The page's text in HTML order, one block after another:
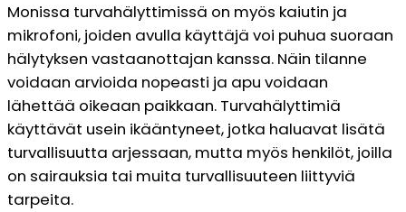
Monissa turvahälyttimissä on myös kaiutin ja
mikrofoni, joiden avulla käyttäjä voi puhua suoraan
hälytyksen vastaanottajan kanssa. Näin tilanne
voidaan arvioida nopeasti ja apu voidaan
lähettää oikeaan paikkaan. Turvahälyttimiä
käyttävät usein ikääntyneet, jotka haluavat lisätä
turvallisuutta arjessaan, mutta myös henkilöt, joilla
on sairauksia tai muita turvallisuuteen liittyviä
tarpeita.